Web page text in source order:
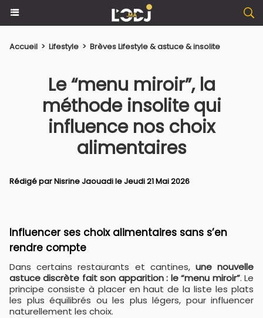
Accueil > Lifestyle > Brèves Lifestyle & astuce & insolite
Le “menu miroir”, la
méthode insolite qui
influence nos choix
alimentaires
Rédigé parNisrine Jaouadile Jeudi 21 Mai 2026
Influencer ses choix alimentaires sans s’en
rendre compte
Dans certains restaurants et cantines, une nouvelle
astuce discrète fait son apparition : le “menu miroir”. Le
principe consiste à placer en haut de la liste les plats
les plus équilibrés ou les plus légers, pour influencer
naturellement les choix.